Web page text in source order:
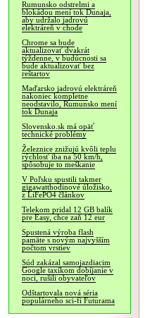
Rumunsko odstrelmi a
blokádou mení tok Dunaja,
aby udržalo jadrovú
elektráreň v chode
Chrome sa bude
aktualizovať dvakrát
týždenne, v budúcnosti sa
bude aktualizovať bez
reštartov
Maďarsko jadrovú elektráreň
nakoniec kompletne
neodstavilo, Rumunsko mení
tok Dunaja
Slovensko.sk má opäť
technické problémy
Železnice znižujú kvôli teplu
rýchlosť iba na 50 km/h,
spôsobuje to meškanie
V Poľsku spustili takmer
gigawatthodinové úložisko,
z LiFePO4 článkov
Telekom pridal 12 GB balík
pre Easy, chce zaň 12 eur
Spustená výroba flash
pamäte s novým najvyšším
počtom vrstiev
Súd zakázal samojazdiacim
Google taxíkom dobíjanie v
noci, rušili obyvateľov
Odštartovala nová séria
populárneho sci-fi Futurama